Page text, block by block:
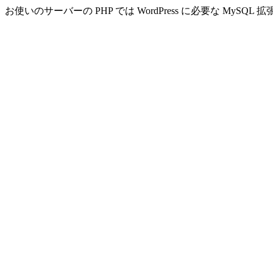
お使いのサーバーの PHP では WordPress に必要な MySQL 拡